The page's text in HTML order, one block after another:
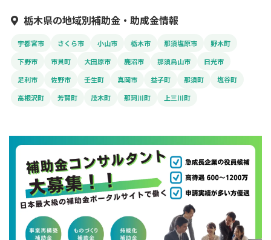
栃木県の地域別補助金・助成金情報
宇都宮市 さくら市 小山市 栃木市 那須塩原市
野木町
下野市
市貝町 大田原市 鹿沼市 那須烏山市
日光市
足利市
佐野市 壬生町 真岡市 益子町 那須町
塩谷町
高根沢町
芳賀町 茂木町 那珂川町 上三川町